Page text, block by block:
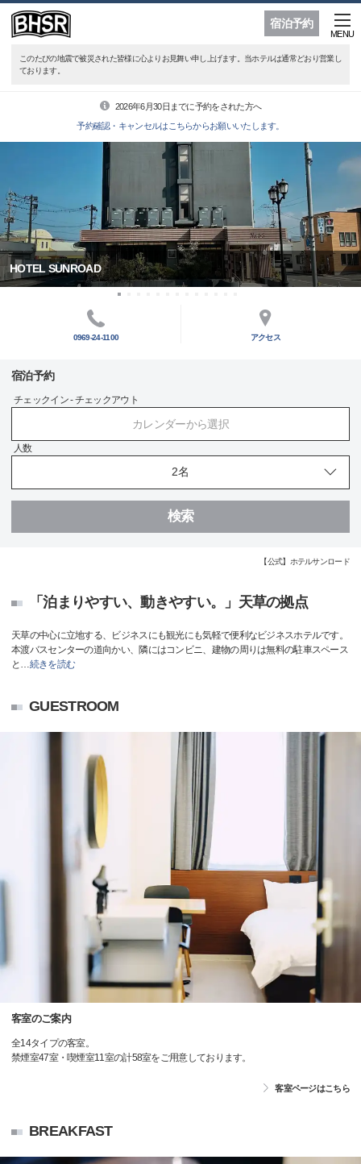
宿泊予約
MENU
このたびの地震で被災された皆様に心よりお見舞い申し上げます。当ホテルは通常どおり営業し
ております。
2026年6月30日までに予約をされた方へ
予約確認・キャンセルはこちらからお願いいたします。
HOTEL SUNROAD
0969-24-1100 アクセス
宿泊予約
チェックイン - チェックアウト
カレンダーから選択
人数
検索
【公式】ホテルサンロード
「泊まりやすい、動きやすい。」天草の拠点
天草の中心に立地する、ビジネスにも観光にも気軽で便利なビジネスホテルです。
本渡バスセンターの道向かい、隣にはコンビニ、建物の周りは無料の駐車スペース
と …続きを読む
GUESTROOM
客室のご案内
全14タイプの客室。
禁煙室47室・喫煙室11室の計58室をご用意しております。
客室ページはこちら
BREAKFAST